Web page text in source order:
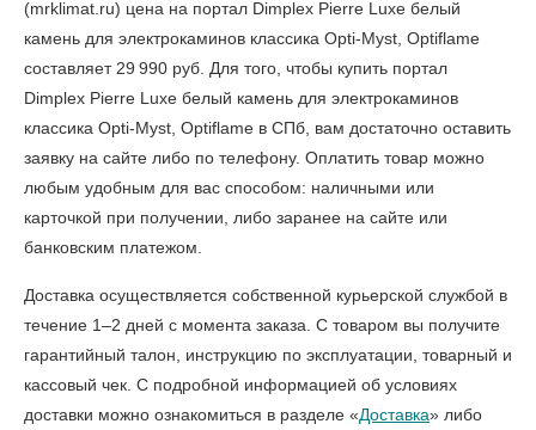
(mrklimat.ru) цена на портал Dimplex Pierre Luxe белый
камень для электрокаминов классика Opti-Myst, Optiflame
составляет 29 990 руб. Для того, чтобы купить портал
Dimplex Pierre Luxe белый камень для электрокаминов
классика Opti-Myst, Optiflame в СПб , вам достаточно оставить
заявку на сайте либо по телефону. Оплатить товар можно
любым удобным для вас способом: наличными или
карточкой при получении, либо заранее на сайте или
банковским платежом.
Доставка осуществляется собственной курьерской службой в
течение 1–2 дней с момента заказа. С товаром вы получите
гарантийный талон, инструкцию по эксплуатации, товарный и
кассовый чек. С подробной информацией об условиях
доставки можно ознакомиться в разделе «Доставка» либо